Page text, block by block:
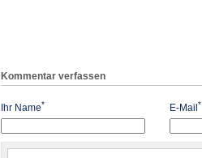
Kommentar verfassen
Ihr Name* E-Mail*